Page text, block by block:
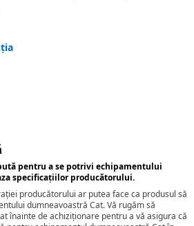
pentru a se potrivi echipamentului
specificațiilor producătorului.
producătorului ar putea face ca produsul să
dumneavoastră Cat. Vă rugăm să
înainte de achiziționare pentru a vă asigura că